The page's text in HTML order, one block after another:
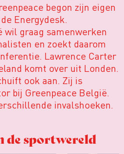
begon zijn eigen
Energydesk.
wil graag samenwerken
en zoekt daarom
Lawrence Carter
komt over uit Londen.
ook aan. Zij is
bij Greenpeace België.
invalshoeken.
de sportwereld